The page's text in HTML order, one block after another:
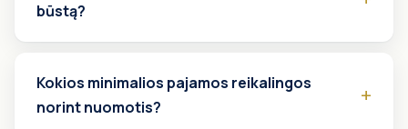
būstą?
Kokios minimalios pajamos reikalingos
norint nuomotis?